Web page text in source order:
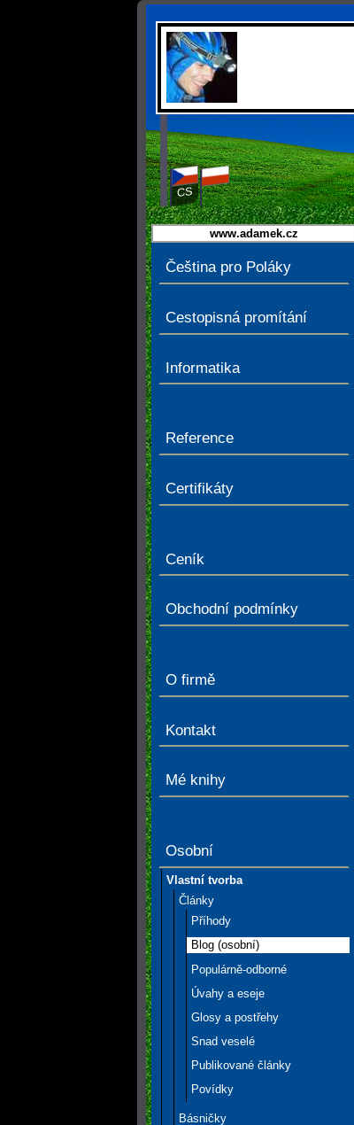
CS PL
www.adamek.cz
Čeština pro Poláky
Cestopisná promítání
Informatika
Reference
Certifikáty
Ceník
Obchodní podmínky
O firmě
Kontakt
Mé knihy
Osobní
Vlastní tvorba
Články
Příhody
Blog (osobní)
Populárně-odborné
Úvahy a eseje
Glosy a postřehy
Snad veselé
Publikované články
Povídky
Básničky